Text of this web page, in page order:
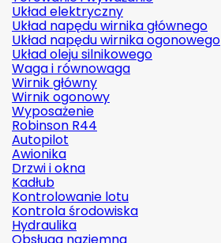
Układ elektryczny
Układ napędu wirnika głównego
Układ napędu wirnika ogonowego
Układ oleju silnikowego
Waga i równowaga
Wirnik główny
Wirnik ogonowy
Wyposażenie
Robinson R44
Autopilot
Awionika
Drzwi i okna
Kadłub
Kontrolowanie lotu
Kontrola środowiska
Hydraulika
Obsługa naziemna